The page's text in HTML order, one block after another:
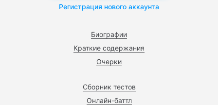
Биографии
Краткие содержания
Очерки
Сборник тестов
Онлайн-баттл
Регистрация нового аккаунта